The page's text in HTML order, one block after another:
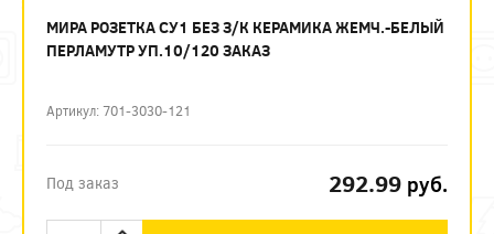
МИРА РОЗЕТКА СУ1 БЕЗ З/К КЕРАМИКА ЖЕМЧ.-БЕЛЫЙ
ПЕРЛАМУТР УП.10/120 ЗАКАЗ
Артикул: 701-3030-121
Под заказ 292.99 руб.